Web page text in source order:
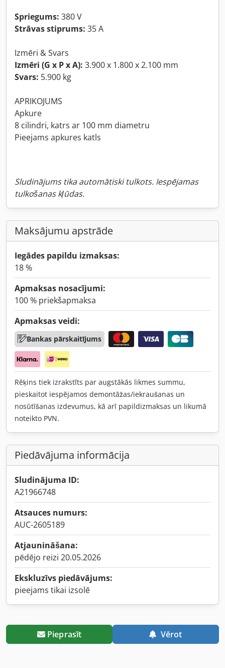
Spriegums: 380 V
Strāvas stiprums: 35 A
Izmēri & Svars
Izmēri (G x P x A): 3.900 x 1.800 x 2.100 mm
Svars: 5.900 kg
APRIKOJUMS
Apkure
8 cilindri, katrs ar 100 mm diametru
Pieejams apkures katls
Sludinājums tika automātiski tulkots. Iespējamas
tulkošanas kļūdas.
Maksājumu apstrāde
Iegādes papildu izmaksas:
18 %
Apmaksas nosacījumi:
100 % priekšapmaksa
Apmaksas veidi:
Bankas pārskaitījums
Rēķins tiek izrakstīts par augstākās likmes summu,
pieskaitot iespējamos demontāžas/iekraušanas un
nosūtīšanas izdevumus, kā arī papildizmaksas un likumā
noteikto PVN.
Piedāvājuma informācija
Sludinājuma ID:
A21966748
Atsauces numurs:
AUC-2605189
Atjaunināšana:
pēdējo reizi 20.05.2026
Ekskluzīvs piedāvājums:
pieejams tikai izsolē
Pieprasīt Vērot